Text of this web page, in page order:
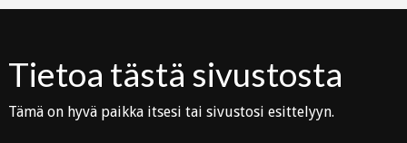
Tietoa tästä sivustosta
Tämä on hyvä paikka itsesi tai sivustosi esittelyyn.